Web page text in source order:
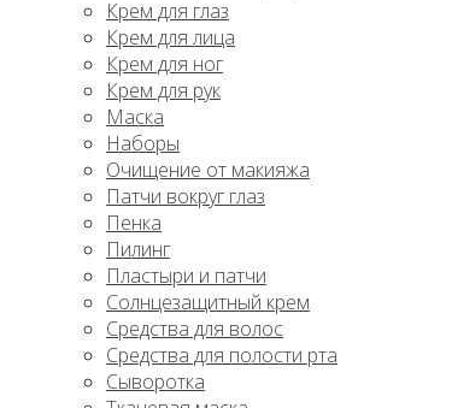
Крем для глаз
Крем для лица
Крем для ног
Крем для рук
Маска
Наборы
Очищение от макияжа
Патчи вокруг глаз
Пенка
Пилинг
Пластыри и патчи
Солнцезащитный крем
Средства для волос
Средства для полости рта
Сыворотка